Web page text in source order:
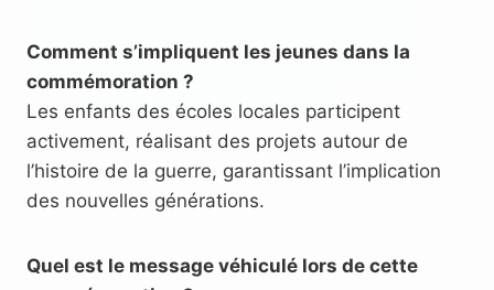
Comment s’impliquent les jeunes dans la
commémoration ?
Les enfants des écoles locales participent
activement, réalisant des projets autour de
l’histoire de la guerre, garantissant l’implication
des nouvelles générations.
Quel est le message véhiculé lors de cette